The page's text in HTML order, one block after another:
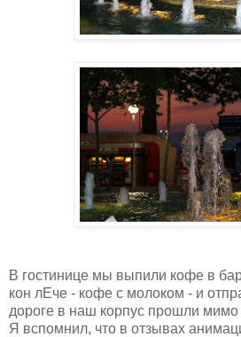
В гостинице мы выпили кофе в
кон лЕче - кофе с молоком - и
дороге в наш корпус прошли
Я вспомнил, что в отзывах